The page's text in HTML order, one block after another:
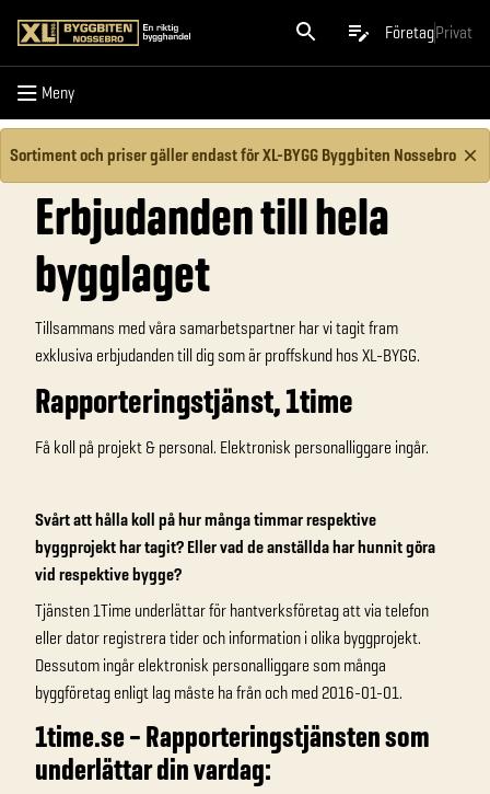
FöretagPrivat
Meny
Meny
Sortiment och priser gäller endast för XL-BYGG Byggbiten Nossebro
Erbjudanden till hela
bygglaget
Tillsammans med våra samarbetspartner har vi tagit fram
exklusiva erbjudanden till dig som är proffskund hos XL-BYGG.
Rapporteringstjänst, 1time
Få koll på projekt & personal. Elektronisk personalliggare ingår.
Svårt att hålla koll på hur många timmar respektive
byggprojekt har tagit? Eller vad de anställda har hunnit göra
vid respektive bygge?
Tjänsten 1Time underlättar för hantverksföretag att via telefon
eller dator registrera tider och information i olika byggprojekt.
Dessutom ingår elektronisk personalliggare som många
byggföretag enligt lag måste ha från och med 2016-01-01.
1time.se – Rapporteringstjänsten som
underlättar din vardag: